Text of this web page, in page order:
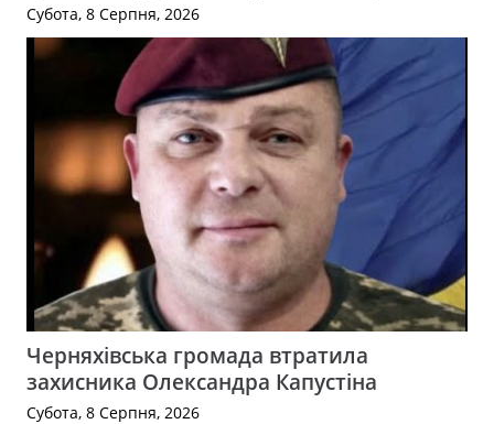
Субота, 8 Серпня, 2026
Черняхівська громада втратила
захисника Олександра Капустіна
Субота, 8 Серпня, 2026